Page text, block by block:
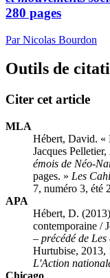
280 pages
Par Nicolas Bourdon
Outils de
Citer cet article
MLA
Hébert, David. «
Jacques Pelletier,
émois de Néo-
pages. » Les
7, numéro 3, été
APA
Hébert, D.
contemporaine /
– précédé de
Hurtubise, 2013,
L'Action